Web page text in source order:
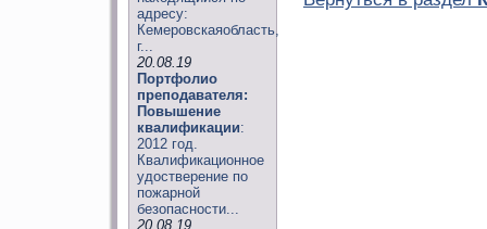
адресу:
Кемеровскаяобласть,
г...
20.08.19
Портфолио
преподавателя:
Повышение
квалификации:
2012 год.
Квалификационное
удостверение по
пожарной
безопасности...
20.08.19